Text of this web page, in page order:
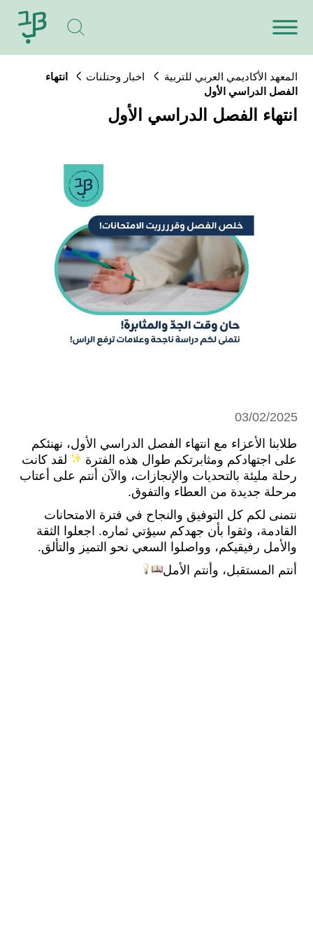
المعهد الأكاديمي العربي للتربية اخبار وحتلنات
انتهاء
الفصل الدراسي الأول
انتهاء الفصل الدراسي الأول
03/02/2025
طلابنا الأعزاء مع انتهاء الفصل الدراسي الأول، نهنئكم
على اجتهادكم ومثابرتكم طوال هذه الفترة
لقد كانت
رحلة مليئة بالتحديات والإنجازات، والآن أنتم على أعتاب
مرحلة جديدة من العطاء والتفوق.
نتمنى لكم كل التوفيق والنجاح في فترة الامتحانات
القادمة، وثقوا بأن جهدكم سيؤتي ثماره. اجعلوا الثقة
والأمل رفيقيكم، وواصلوا السعي نحو التميز والتألق.
أنتم المستقبل، وأنتم الأمل